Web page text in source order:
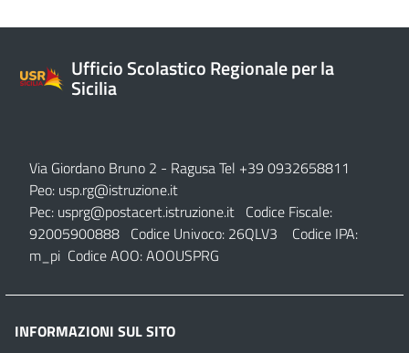
Ufficio Scolastico Regionale per la
Sicilia
Via Giordano Bruno 2 - Ragusa Tel +39 0932658811
Peo: usp.rg@istruzione.it
Pec: usprg@postacert.istruzione.it Codice Fiscale:
92005900888 Codice Univoco: 26QLV3 Codice IPA:
m_pi Codice AOO: AOOUSPRG
INFORMAZIONI SUL SITO